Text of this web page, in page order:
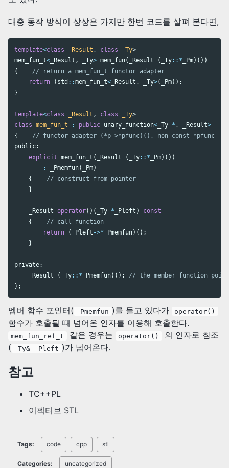
대충 동작 방식이 상상은 가지만 한번 코드를 살펴 본다면,
template<class _Result , class _Ty>
mem_fun_t< _Result , _Ty> mem_fun( _Result ( _Ty::* _Pm)())
{
// return a mem_fun_t functor adapter
return
( std ::mem_fun_t< _Result , _Ty>( _Pm));
}
template<class _Result , class _Ty>
class mem_fun_t : public unary_function< _Ty * , _Result>
{
// functor adapter (*p->*pfunc)(), non-const *pfunc
public:
explicit mem_fun_t ( _Result ( _Ty::* _Pm)())
:
_Pmemfun( _Pm)
{
// construct from pointer
}
_Result operator()( _Ty * _Pleft )
const
{
// call function
return
( _Pleft ->* _Pmemfun)();
}
private:
_Result
( _Ty::* _Pmemfun)();
// the member function
};
멤버 함수 포인터( _Pmemfun )를 들고 있다가 operator()
함수가 호출될 때 넘어온 인자를 이용해 호출한다.
mem_fun_ref_t 같은 경우는 operator()
의 인자로 참조
(
_Ty& _Pleft )가 넘어온다.
참고
TC++PL
이펙티브 STL
Tags: code cpp stl
Categories: uncategorized